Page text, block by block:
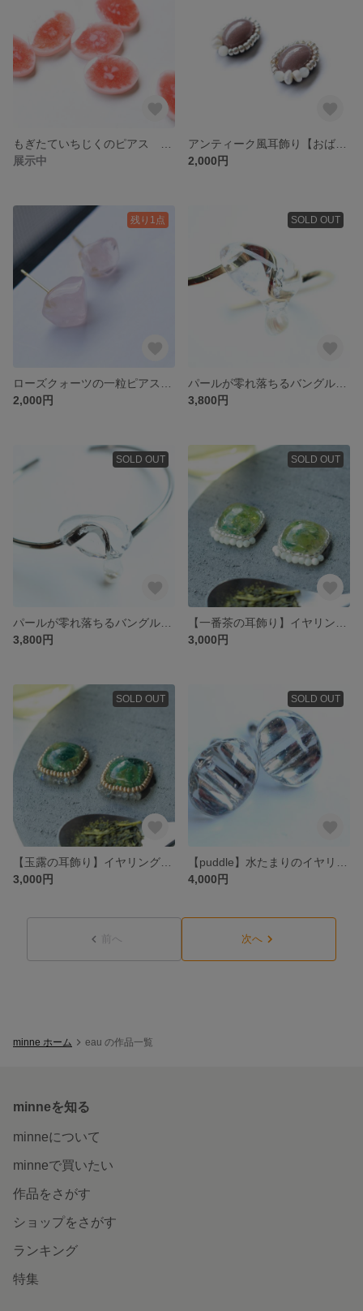
展示中
2,000円
残り1点
2,000円
SOLD OUT
3,800円
SOLD OUT
3,800円
SOLD OUT
3,000円
SOLD OUT
3,000円
SOLD OUT
4,000円
前へ 次へ
minne ホーム eau の作品一覧
minneを知る
minneについて
minneで買いたい
作品をさがす
ショップをさがす
ランキング
特集